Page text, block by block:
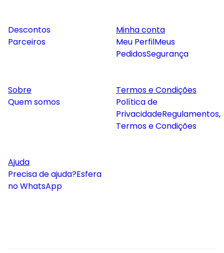
Descontos
Parceiros
Minha conta
Meu PerfilMeus
PedidosSegurança
Sobre
Quem somos
Termos e Condições
Política de
PrivacidadeRegulamentos,
Termos e Condições
Ajuda
Precisa de ajuda?Esfera
no WhatsApp